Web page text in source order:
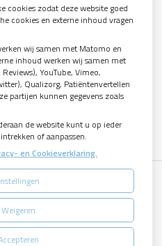
|Beheer
instellingen
cookies zodat deze website goed
cookies en externe inhoud vragen
wij samen met Matomo en
inhoud werken wij samen met
YouTube, Vimeo,
Qualizorg, Patiëntenvertellen
partijen kunnen gegevens zoals
de website kunt u op ieder
of aanpassen.
en Cookieverklaring.
Weigeren